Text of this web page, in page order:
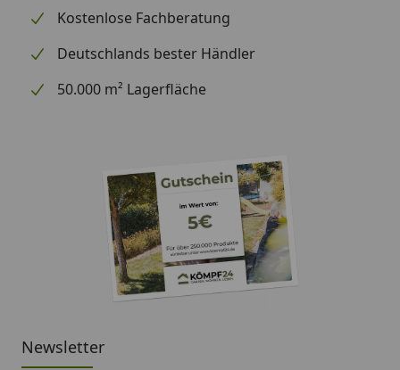
Kostenlose Fachberatung
Deutschlands bester Händler
50.000 m² Lagerfläche
Newsletter